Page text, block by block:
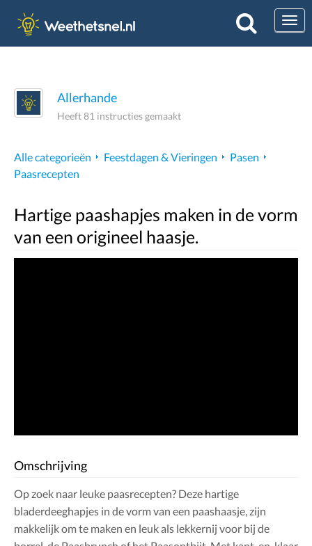
Allerhande
Heeft 81 instructies gemaakt
Alle categorieën Feestdagen & Vieringen
Pasen
Paasrecepten
Hartige paashapjes maken in de vorm
van een origineel haasje.
Omschrijving
Op zoek naar leuke paasrecepten? Deze hartige
bladerdeeghapjes in de vorm van een paashaasje, zijn
makkelijk om te maken en leuk als lekkernij voor bij de